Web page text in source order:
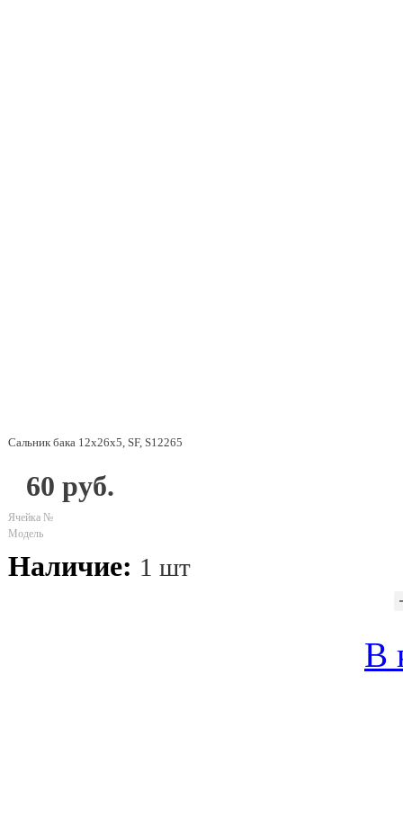
Сальник бака 12х26х5, SF, S12265
60 руб.
Ячейка №
Модель
Наличие: 1 шт
В